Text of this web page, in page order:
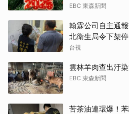
EBC 東森新聞
翰霖公司自主通
北衛生局令下架
台視
雲林羊肉查出汙
EBC 東森新聞
苦茶油連環爆！